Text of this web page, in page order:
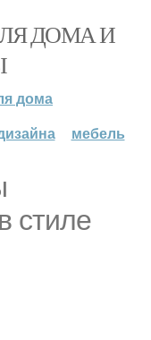
ДОМА И
дома
мебель
стиле